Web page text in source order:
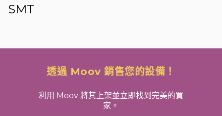
SMT
透過 Moov 銷售您的設備！
利用 Moov 將其上架並立即找到完美的買
家。